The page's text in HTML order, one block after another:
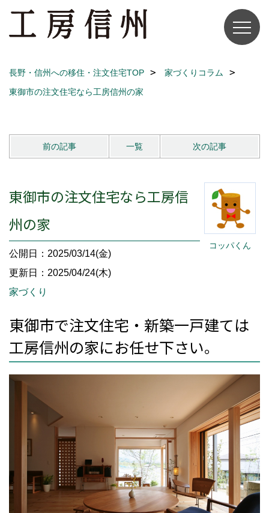
長野・信州への移住・注文住宅TOP
家づくりコラム
東御市の注文住宅なら工房信州の家
前の記事 一覧 次の記事
コッパくん
東御市の注文住宅なら工房信
州の家
公開日：2025/03/14(金)
更新日：2025/04/24(木)
家づくり
東御市で注文住宅・新築一戸建ては
工房信州の家にお任せ下さい。